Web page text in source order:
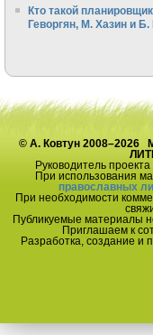
Кто такой
Геворгян, М. Хазин и Б.
© А. Ковтун
Руководитель
При использования
православных
При необходимости
Публикуемые материалы
Приглашаем к
Разработка, создание и